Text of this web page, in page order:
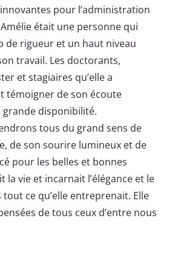
pour l’administration
était une personne qui
de rigueur et un haut niveau
travail. Les doctorants,
et stagiaires qu’elle a
témoigner de son écoute
disponibilité.
tous du grand sens de
de son sourire lumineux et de
pour les belles et bonnes
la vie et incarnait l’élégance et le
ce qu’elle entreprenait. Elle
de tous ceux d’entre nous